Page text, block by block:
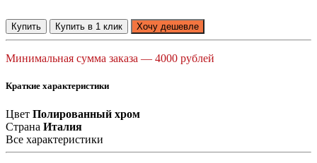
Купить Купить в 1 клик Хочу дешевле
Минимальная сумма заказа — 4000 рублей
Краткие характеристики
Цвет Полированный хром
Страна Италия
Все характеристики